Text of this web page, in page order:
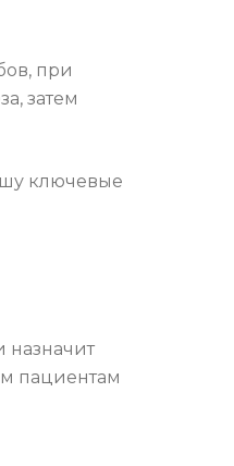
при
затем
ключевые
назначит
пациентам